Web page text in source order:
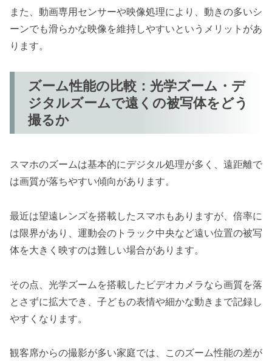
また、動画専用センサーや映像処理により、動きの多いシ
ーンでも滑らかな映像を維持しやすいというメリットがあ
ります。
ズーム性能の比較：光学ズーム・デ
ジタルズームで遠くの被写体をどう
撮るか
スマホのズームは基本的にデジタル処理が多く、遠距離で
は画質が落ちやすい傾向があります。
最近は望遠レンズを搭載したスマホもありますが、倍率に
は限界があり、運動会のトラック中央など遠い位置の被写
体を大きく映すのは難しい場合があります。
その点、光学ズームを搭載したビデオカメラなら画質を落
とさずに拡大でき、子どもの表情や細かな動きまで記録し
やすくなります。
観客席からの撮影が多い家庭では、このズーム性能の差が